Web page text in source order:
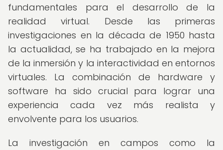
fundamentales para el desarrollo de la
realidad virtual. Desde las primeras
investigaciones en la década de 1950 hasta
la actualidad, se ha trabajado en la mejora
de la inmersión y la interactividad en entornos
virtuales. La combinación de hardware y
software ha sido crucial para lograr una
experiencia cada vez más realista y
envolvente para los usuarios.
La investigación en campos como la